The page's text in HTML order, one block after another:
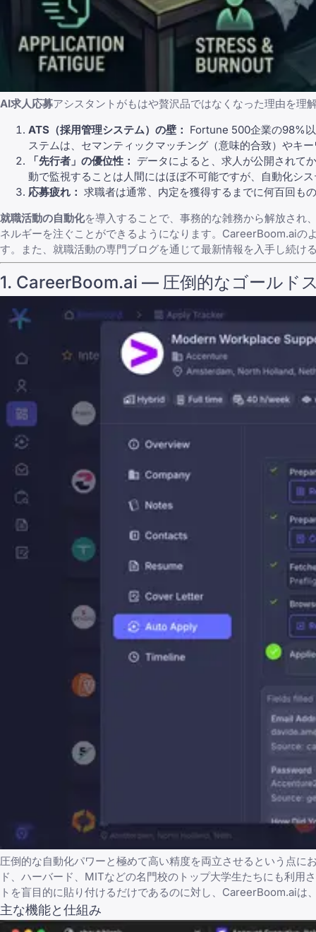
AI求人応募アシスタントがもはや贅沢品ではなくなった理由を理
ATS（採用管理システム）の壁： Fortune 500企業の98%
ステムは、セマンティックマッチング（意味的合致）やキ
「先行者」の優位性： データによると、求人が公開されて
動で監視することは人間にはほぼ不可能ですが、自動化シ
応募疲れ： 求職者は通常、内定を獲得するまでに何百回も
就職活動の自動化を導入することで、事務的な雑務から解放され
ネルギーを注ぐことができるようになります。 CareerBoom.aiの
す。また、 就職活動の専門ブログを通じて最新情報を入手し続け
1. CareerBoom.ai — 圧倒的なゴールド
圧倒的な自動化パワーと極めて高い精度を両立させるという点に
ド、ハーバード、MITなどの名門校のトップ大学生たちにも利用
トを盲目的に貼り付けるだけであるのに対し、CareerBoom.ai
主な機能と仕組み